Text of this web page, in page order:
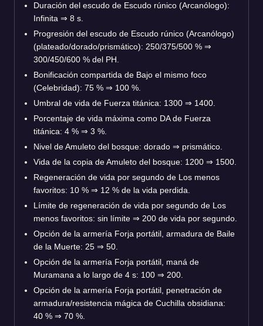
Duración del escudo de Escudo rúnico (Arcanólogo):
Infinita ⇒ 8 s.
Progresión del escudo de Escudo rúnico (Arcanólogo)
(plateado/dorado/prismático): 250/375/500 % ⇒
300/450/600 % del PH.
Bonificación compartida de Bajo el mismo foco
(Celebridad): 75 % ⇒ 100 %.
Umbral de vida de Fuerza titánica: 1300 ⇒ 1400.
Porcentaje de vida máxima como DA de Fuerza
titánica: 4 % ⇒ 3 %.
Nivel de Amuleto del bosque: dorado ⇒ prismático.
Vida de la copia de Amuleto del bosque: 1200 ⇒ 1500.
Regeneración de vida por segundo de Los menos
favoritos: 10 % ⇒ 12 % de la vida perdida.
Límite de regeneración de vida por segundo de Los
menos favoritos: sin límite ⇒ 200 de vida por segundo.
Opción de la armería Forja portátil, armadura de Baile
de la Muerte: 25 ⇒ 50.
Opción de la armería Forja portátil, maná de
Muramana a lo largo de 4 s: 100 ⇒ 200.
Opción de la armería Forja portátil, penetración de
armadura/resistencia mágica de Cuchilla obsidiana:
40 % ⇒ 70 %.